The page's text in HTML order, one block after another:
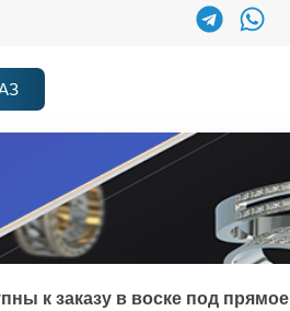
к заказу в воске под прямое